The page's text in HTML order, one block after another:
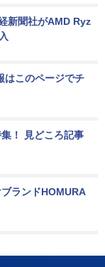
新聞社がAMD Ryz
はこのページでチ
！ 見どころ記事
ランドHOMURA